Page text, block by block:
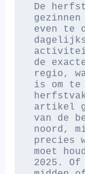
De
even te
de
regio,
is om te
artikel
van de
noord,
precies
moet
2025.